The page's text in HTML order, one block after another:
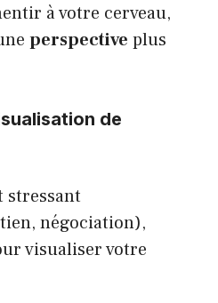
à votre cerveau,
perspective plus
de
stressant
négociation),
visualiser votre